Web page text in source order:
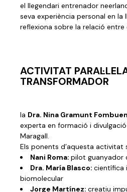
el llegendari entrenador
seva experiència personal en
reflexiona sobre la relació entre
ACTIVITAT
TRANSFORMADOR
la Dra. Nina Gramunt
experta en formació i
Maragall.
Els ponents d’aquesta activitat
Nani Roma: pilot guanyador
Dra. María Blasco: científica
biomolecular
Jorge Martínez: creatiu